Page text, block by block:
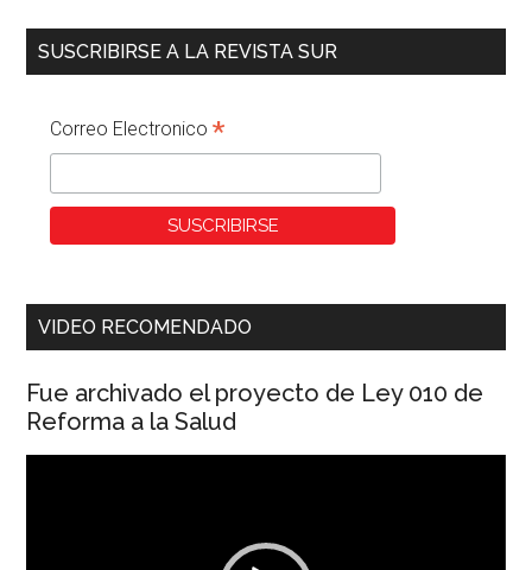
SUSCRIBIRSE A LA REVISTA SUR
Correo Electronico*
VIDEO RECOMENDADO
Fue archivado el proyecto de Ley 010 de
Reforma a la Salud